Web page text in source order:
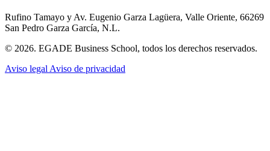
Rufino Tamayo y Av. Eugenio Garza Lagüera, Valle Oriente, 66269
San Pedro Garza García, N.L.
© 2026. EGADE Business School, todos los derechos reservados.
Aviso legal Aviso de privacidad